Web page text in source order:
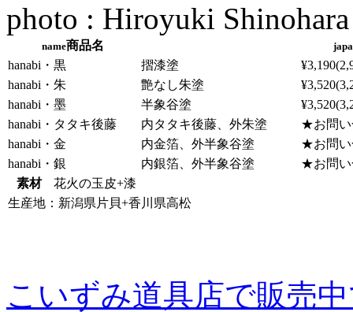
photo : Hiroyuki Shinohara
name商品名
hanabi・黒 摺漆塗
hanabi・朱
艶なし朱塗
hanabi・墨
半象谷塗
hanabi・タタキ後藤
内タタキ後藤、外朱塗
★お問い
hanabi・金
内金箔、外半象谷塗
★お問い
hanabi・銀
内銀箔、外半象谷塗
★お問い
素材
花火の玉皮+漆
生産地：新潟県片貝+香川県高松
こいずみ道具店で販売